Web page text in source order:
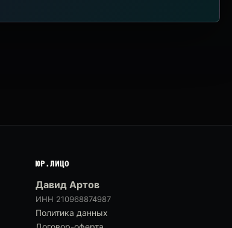
ЮР.ЛИЦО
Давид Артов
ИНН 210968874987
Политика данных